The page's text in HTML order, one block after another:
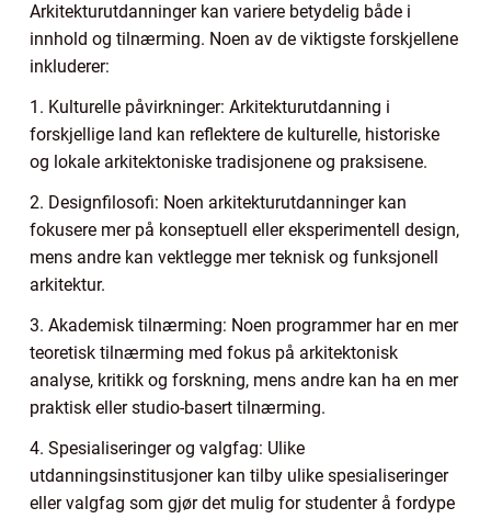
Arkitekturutdanninger kan variere betydelig både i
innhold og tilnærming. Noen av de viktigste forskjellene
inkluderer:
1. Kulturelle påvirkninger: Arkitekturutdanning i
forskjellige land kan reflektere de kulturelle, historiske
og lokale arkitektoniske tradisjonene og praksisene.
2. Designfilosofi: Noen arkitekturutdanninger kan
fokusere mer på konseptuell eller eksperimentell design,
mens andre kan vektlegge mer teknisk og funksjonell
arkitektur.
3. Akademisk tilnærming: Noen programmer har en mer
teoretisk tilnærming med fokus på arkitektonisk
analyse, kritikk og forskning, mens andre kan ha en mer
praktisk eller studio-basert tilnærming.
4. Spesialiseringer og valgfag: Ulike
utdanningsinstitusjoner kan tilby ulike spesialiseringer
eller valgfag som gjør det mulig for studenter å fordype